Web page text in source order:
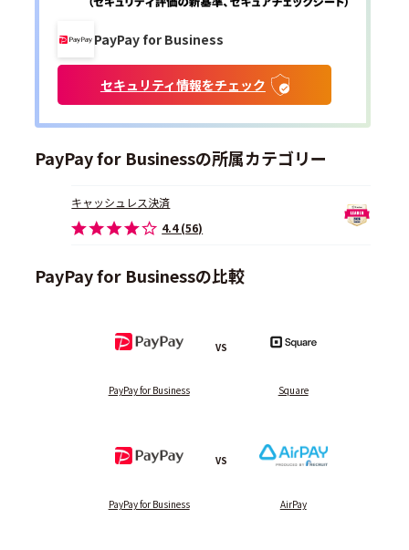
PayPay for Business
セキュリティ情報をチェック
PayPay for Businessの所属カテゴリー
キャッシュレス決済
4.4 (56)
PayPay for Businessの比較
PayPay for Business
VS
Square
PayPay for Business
VS
AirPay